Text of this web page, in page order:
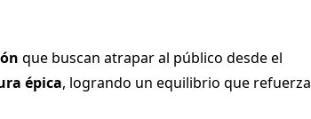
que buscan atrapar al público desde el
épica, logrando un equilibrio que refuerza